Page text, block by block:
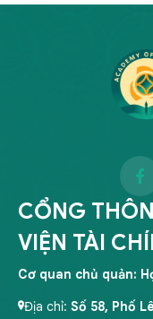
CỔNG
VIỆN TÀI
Cơ quan chủ quản:
Địa chỉ: Số 58, Phố